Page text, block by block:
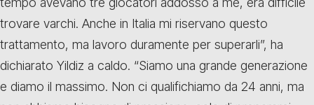
trovare varchi. Anche in Italia mi riservano questo
trattamento, ma lavoro duramente per superarli”, ha
dichiarato Yildiz a caldo. “Siamo una grande generazione
e diamo il massimo. Non ci qualifichiamo da 24 anni, ma